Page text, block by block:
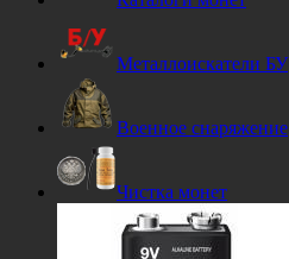
Металлоискатели БУ
Военное снаряжение
Чистка монет